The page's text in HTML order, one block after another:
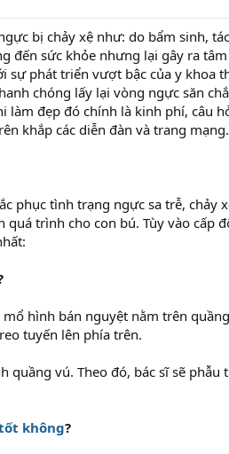
bị chảy xệ như: do bẩm sinh,
đến sức khỏe nhưng lại gây ra
sự phát triển vượt bậc của y khoa
chóng lấy lại vòng ngực săn
làm đẹp đó chính là kinh phí, câu
khắp các diễn đàn và trang mạng.
phục tình trạng ngực sa trễ, chảy
trình cho con bú. Tùy vào cấp
hình bán nguyệt nằm trên
tuyến lên phía trên.
quầng vú. Theo đó, bác sĩ sẽ
không?